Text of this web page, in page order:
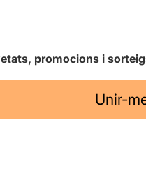
promocions i
Unir-